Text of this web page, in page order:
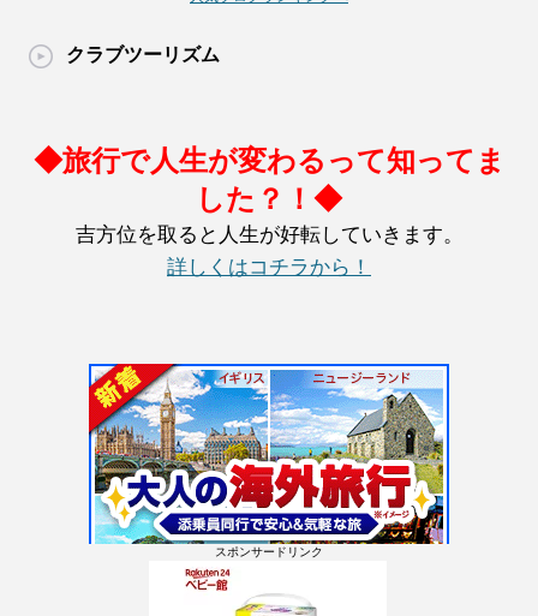
クラブツーリズム
◆旅行で人生が変わるって知ってま
した？！◆
吉方位を取ると人生が好転していきます。
詳しくはコチラから！
スポンサードリンク